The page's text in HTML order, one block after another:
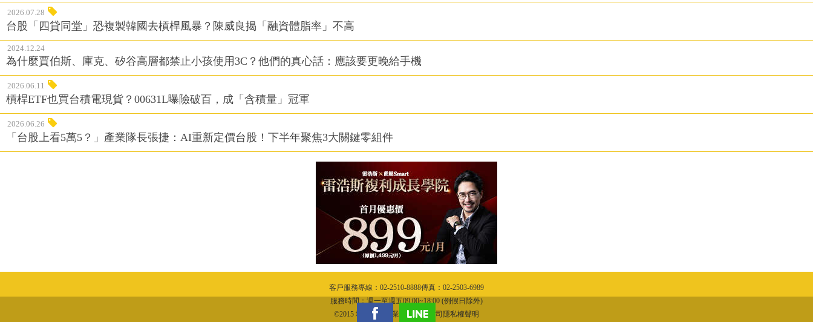
2026.07.28
台股「四貸同堂」恐複製韓國去槓桿風暴？陳威良揭「融資體脂率」不高
2024.12.24
為什麼賈伯斯、庫克、矽谷高層都禁止小孩使用3C？他們的真心話：應該要更晚給手機
2026.06.11
槓桿ETF也買台積電現貨？00631L曝險破百，成「含積量」冠軍
2026.06.26
「台股上看5萬5？」產業隊長張捷：AI重新定價台股！下半年聚焦3大關鍵零組件
客戶服務專線：02-2510-8888傳真：02-2503-6989
服務時間：週一至週五09:00~18:00 (例假日除外)
©2015 城邦文化事業股份有限公司隱私權聲明